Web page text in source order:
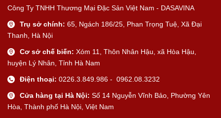
Công Ty TNHH Thương Mại Đặc Sản Việt Nam - DASAVINA
Trụ sở chính: 65, Ngách 186/25, Phan Trọng Tuệ, Xã Đại
Thanh, Hà Nội
Cơ sở chế biến: Xóm 11, Thôn Nhân Hậu, xã Hòa Hậu,
huyện Lý Nhân, Tỉnh Hà Nam
Điện thoại: 0226.3.849.986 - 0962.08.3232
Cửa hàng tại Hà Nội: Số 14 Nguyễn Vĩnh Bảo, Phường Yên
Hòa, Thành phố Hà Nội, Việt Nam